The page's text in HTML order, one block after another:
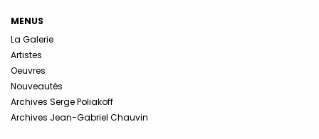
MENUS
La Galerie
Artistes
Oeuvres
Nouveautés
Archives Serge Poliakoff
Archives Jean-Gabriel Chauvin